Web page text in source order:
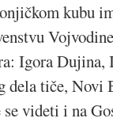
kubu
Igora Dujina,
dela tiče, Novi
videti i na